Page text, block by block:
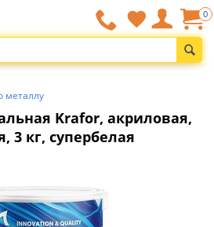
0
металлу
Krafor, акриловая,
3 кг, супербелая